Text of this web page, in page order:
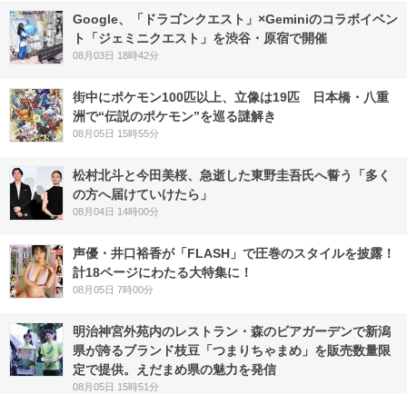
Google、「ドラゴンクエスト」×Geminiのコラボイベン
ト「ジェミニクエスト」を渋谷・原宿で開催
08月03日 18時42分
街中にポケモン100匹以上、立像は19匹 日本橋・八重
洲で“伝説のポケモン”を巡る謎解き
08月05日 15時55分
松村北斗と今田美桜、急逝した東野圭吾氏へ誓う「多く
の方へ届けていけたら」
08月04日 14時00分
声優・井口裕香が「FLASH」で圧巻のスタイルを披露！
計18ページにわたる大特集に！
08月05日 7時00分
明治神宮外苑内のレストラン・森のビアガーデンで新潟
県が誇るブランド枝豆「つまりちゃまめ」を販売数量限
定で提供。えだまめ県の魅力を発信
08月05日 15時51分